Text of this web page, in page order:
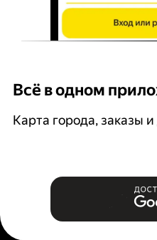
Всё в одном
Карта города, заказы